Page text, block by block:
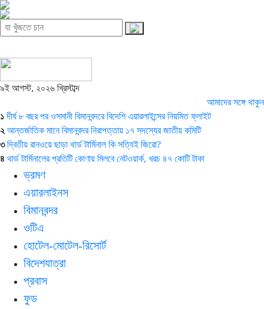
৯ই আগস্ট, ২০২৬ খ্রিস্টাব্দ
আমাদের সঙ্গে থাকুন
১ দীর্ঘ ৮ বছর পর ওসমানী বিমানবন্দরে বিদেশি এয়ারলাইন্সের নিয়মিত ফ্লাইট
২ আন্তর্জাতিক মানে বিমানবন্দর নিরাপত্তায় ১৭ সদস্যের জাতীয় কমিটি
৩ দ্বিতীয় রানওয়ে ছাড়া থার্ড টার্মিনাল কি সত্যিই জিরো?
৪ থার্ড টার্মিনালের প্রতিটি কোণায় মিলবে নেটওয়ার্ক, খরচ ৪৭ কোটি টাকা
ভ্রমণ
এয়ারলাইনস
বিমানবন্দর
ওটিএ
হোটেল-মোটেল-রিসোর্ট
বিদেশযাত্রা
প্রবাস
ফুড